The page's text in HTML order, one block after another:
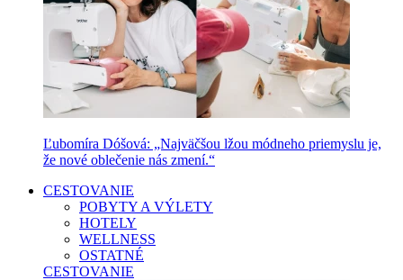
Ľubomíra Dóšová: „Najväčšou lžou módneho priemyslu je,
že nové oblečenie nás zmení.“
CESTOVANIE
POBYTY A VÝLETY
HOTELY
WELLNESS
OSTATNÉ
CESTOVANIE